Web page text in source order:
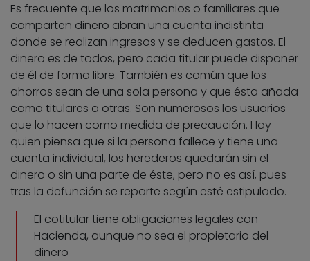
Es frecuente que los matrimonios o familiares que
comparten dinero abran una cuenta indistinta
donde se realizan ingresos y se deducen gastos. El
dinero es de todos, pero cada titular puede disponer
de él de forma libre. También es común que los
ahorros sean de una sola persona y que ésta añada
como titulares a otras. Son numerosos los usuarios
que lo hacen como medida de precaución. Hay
quien piensa que si la persona fallece y tiene una
cuenta individual, los herederos quedarán sin el
dinero o sin una parte de éste, pero no es así, pues
tras la defunción se reparte según esté estipulado.
El cotitular tiene obligaciones legales con
Hacienda, aunque no sea el propietario del
dinero